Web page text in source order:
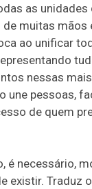
as unidades
muitas mãos
ao unificar
nessas
une pessoas,
de quem